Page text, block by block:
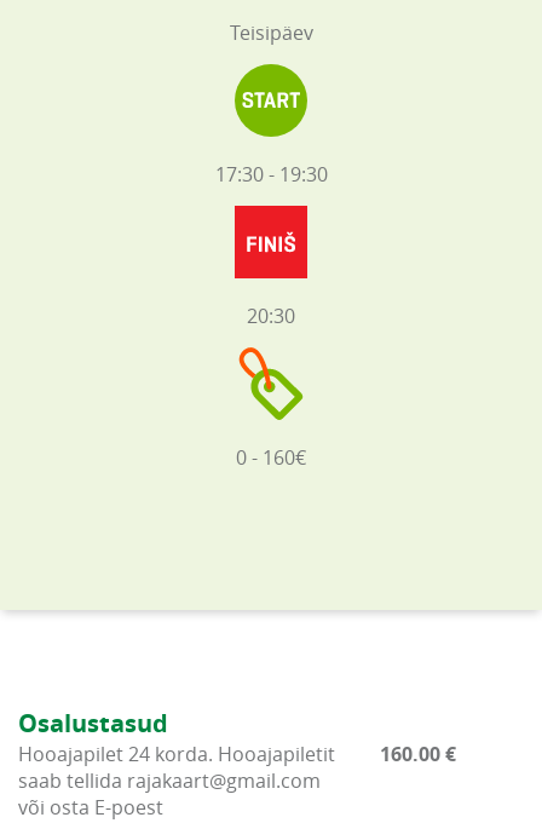
Teisipäev
17:30 - 19:30
20:30
0 - 160€
Osalustasud
Hooajapilet 24 korda. Hooajapiletit
saab tellida rajakaart@gmail.com
või osta E-poest
160.00 €